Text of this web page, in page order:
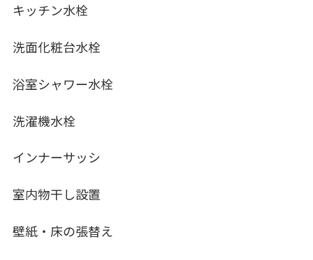
キッチン水栓
洗面化粧台水栓
浴室シャワー水栓
洗濯機水栓
インナーサッシ
室内物干し設置
壁紙・床の張替え